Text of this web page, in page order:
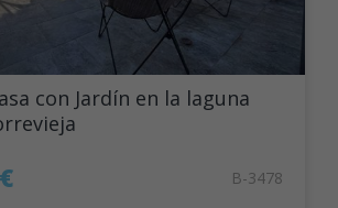
con Jardín en la laguna
B-3478